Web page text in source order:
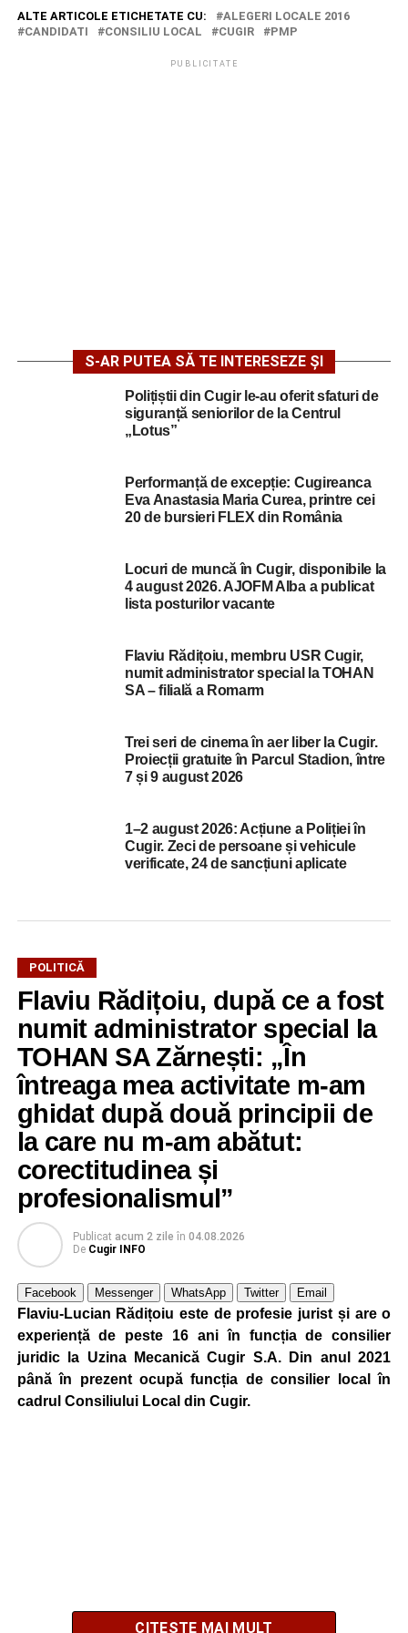
ALTE ARTICOLE ETICHETATE CU:
ALEGERI LOCALE 2016
CANDIDATI
CONSILIU LOCAL CUGIR PMP
PUBLICITATE
S-AR PUTEA SĂ TE INTERESEZE ȘI
Polițiștii din Cugir le-au oferit sfaturi de
siguranță seniorilor de la Centrul
„Lotus”
Performanță de excepție: Cugireanca
Eva Anastasia Maria Curea, printre cei
20 de bursieri FLEX din România
Locuri de muncă în Cugir, disponibile la
4 august 2026. AJOFM Alba a publicat
lista posturilor vacante
Flaviu Rădițoiu, membru USR Cugir,
numit administrator special la TOHAN
SA – filială a Romarm
Trei seri de cinema în aer liber la Cugir.
Proiecții gratuite în Parcul Stadion, între
7 și 9 august 2026
1–2 august 2026: Acțiune a Poliției în
Cugir. Zeci de persoane și vehicule
verificate, 24 de sancțiuni aplicate
POLITICĂ
Flaviu Rădițoiu, după ce a fost
numit administrator special la
TOHAN SA Zărnești: „În
întreaga mea activitate m-am
ghidat după două principii de
la care nu m-am abătut:
corectitudinea și
profesionalismul”
Publicat acum 2 zile în 04.08.2026
De Cugir INFO
Facebook Messenger WhatsApp Twitter Email
Flaviu-Lucian Rădițoiu este de profesie jurist și are o
experiență de peste 16 ani în funcția de consilier
juridic la Uzina Mecanică Cugir S.A. Din anul 2021
până în prezent ocupă funcția de consilier local în
cadrul Consiliului Local din Cugir.
CITEȘTE MAI MULT